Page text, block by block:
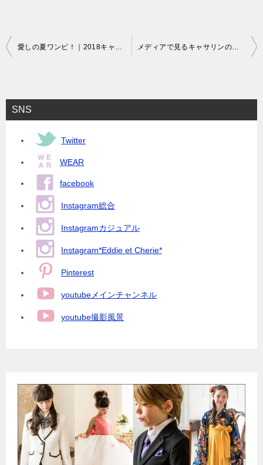
投
ビ
ゲ
愛しの夏ワンピ！｜2018キャサリンコテージ新作ワンピース メディアで見るキャサリンのドレス・カジュアルアイテム！｜TVドラマ衣装提供
SNS
Twitter
WEAR
facebook
Instagram総合
Instagramカジュアル
Instagram*Eddie et Cherie*
Pinterest
youtubeメインチャンネル
youtube撮影風景